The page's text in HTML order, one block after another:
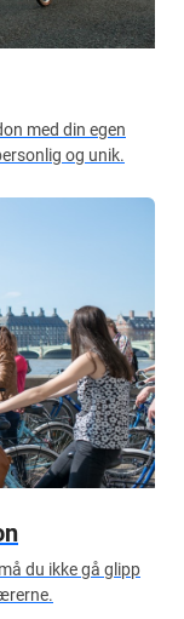
med din egen
og unik.
du ikke gå glipp